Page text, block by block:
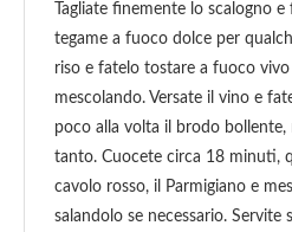
Tagliate finemente lo scalogno
tegame a fuoco dolce per
riso e fatelo tostare a fuoco
mescolando. Versate il vino e
poco alla volta il brodo
tanto. Cuocete circa 18 minuti,
cavolo rosso, il Parmigiano e
salandolo se necessario. Servite